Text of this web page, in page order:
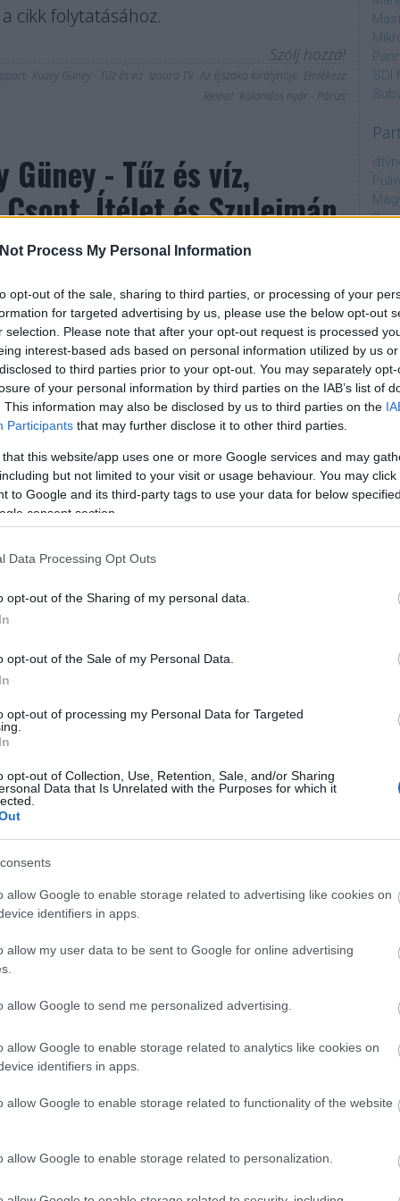
Process My Personal Information
opt-out of the sale, sharing to third parties, or processing of your
for targeted advertising by us, please use the below opt-out
selection. Please note that after your opt-out request is processed
interest-based ads based on personal information utilized by us
to third parties prior to your opt-out. You may separately
of your personal information by third parties on the IAB’s list of
This information may also be disclosed by us to third parties on the
Participants that may further disclose it to other third parties.
that this website/app uses one or more Google services and may
but not limited to your visit or usage behaviour. You may
to Google and its third-party tags to use your data for below
consent section.
Data Processing Opt Outs
opt-out of the Sharing of my personal data.
opt-out of the Sale of my Personal Data.
opt-out of processing my Personal Data for Targeted
opt-out of Collection, Use, Retention, Sale, and/or Sharing
Data that Is Unrelated with the Purposes for which it
allow Google to enable storage related to advertising like cookies on
identifiers in apps.
allow my user data to be sent to Google for online advertising
allow Google to send me personalized advertising.
allow Google to enable storage related to analytics like cookies on
identifiers in apps.
allow Google to enable storage related to functionality of the website
allow Google to enable storage related to personalization.
cikk folytatásához.
Szólj hozzá!
Kuzey Güney - Tűz és víz Izaura TV Az éjszaka királynője Emlékezz
Reina! Kalandos nyár - Párizs
- Tűz és víz,
Ítélet és Szulejmán
és víz December 20-án, jó pár hónappal az első évad
is folytatódik a török szerelmespár története.
változatát nem rögtön az első után, hanem
ilyenkor, a hosszú kihagyás miatt előfordulhat, hogy
cikk folytatásához.
Szólj hozzá!
Az Álmosvölgy legendája
szívek szinkroninfó Hürrem
a Kuzey Güney - Tűz
és 2013 között futott sorozat, a Kuzey Güney -
sokszor megszakított hazai pályafutásáról már
választ kaptam a TV2-től, hogy a Kuzey Güney az
után…
sorozat TV2 Csoport Kuzey Güney Kuzey Güney - Tűz és víz Izaura TV
indul az Izaura TV
új adói közül valamiért az Izaura TV első
vártam a leginkább, és talán emiatt, a felfokozott
abba, hogy ezeket a műsorokat elsőre
SDI
ajánló
AMC
AXN
A
A
A
A
M4